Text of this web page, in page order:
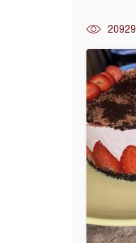
20929
sa tikvicama i čokoladom